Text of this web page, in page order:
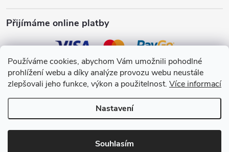
Používáme cookies, abychom Vám umožnili pohodlné
prohlížení webu a díky analýze provozu webu neustále
zlepšovali jeho funkce, výkon a použitelnost. Více informací
Nastavení
Souhlasím
Přijímáme online platby
Crystalpool s.r.o.
Copyright 2026Crystalpool e-shop. Všechna práva vyhrazena.Upravit
nastavení cookies